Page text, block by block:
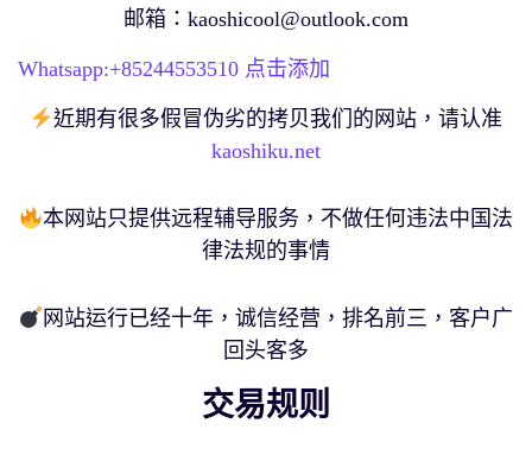
邮箱： kaoshicool@outlook.com
Whatsapp:+85244553510 点击添加
近期有很多假冒伪劣的拷贝我们的网站，请认准
kaoshiku.net
本网站只提供远程辅导服务，不做任何违法中国法
律法规的事情
网站运行已经十年，诚信经营，排名前三，客户广
回头客多
交易规则